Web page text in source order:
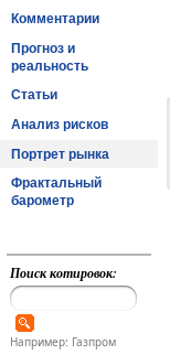
Комментарии
Прогноз и
реальность
Статьи
Анализ рисков
Портрет рынка
Фрактальный
барометр
Поиск котировок:
Например: Газпром